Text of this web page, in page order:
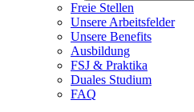
Freie Stellen
Unsere Arbeitsfelder
Unsere Benefits
Ausbildung
FSJ & Praktika
Duales Studium
FAQ